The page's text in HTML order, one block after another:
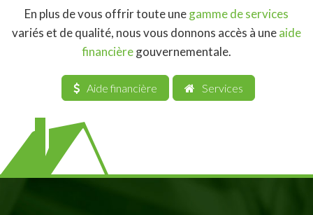
En plus de vous offrir toute unegamme de services
variés et de qualité, nous vous donnons accès à uneaide
financièregouvernementale.
Aide financière Services